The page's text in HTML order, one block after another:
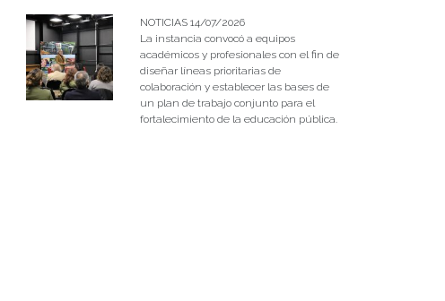
NOTICIAS 14/07/2026
La instancia convocó a equipos
académicos y profesionales con el fin de
diseñar líneas prioritarias de
colaboración y establecer las bases de
un plan de trabajo conjunto para el
fortalecimiento de la educación pública.